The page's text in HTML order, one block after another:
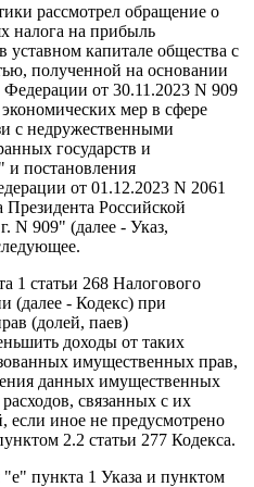
рассмотрел обращение о
налога на прибыль
уставном капитале общества с
полученной на основании
от 30.11.2023 N 909
мер в сфере
с недружественными
государств и
и постановления
от 01.12.2023 N 2061
Российской
N 909" (далее - Указ,
1 статьи 268 Налогового
(далее - Кодекс) при
(долей, паев)
доходы от таких
имущественных прав,
данных имущественных
связанных с их
если иное не предусмотрено
2.2 статьи 277 Кодекса.
пункта 1 Указа и пунктом